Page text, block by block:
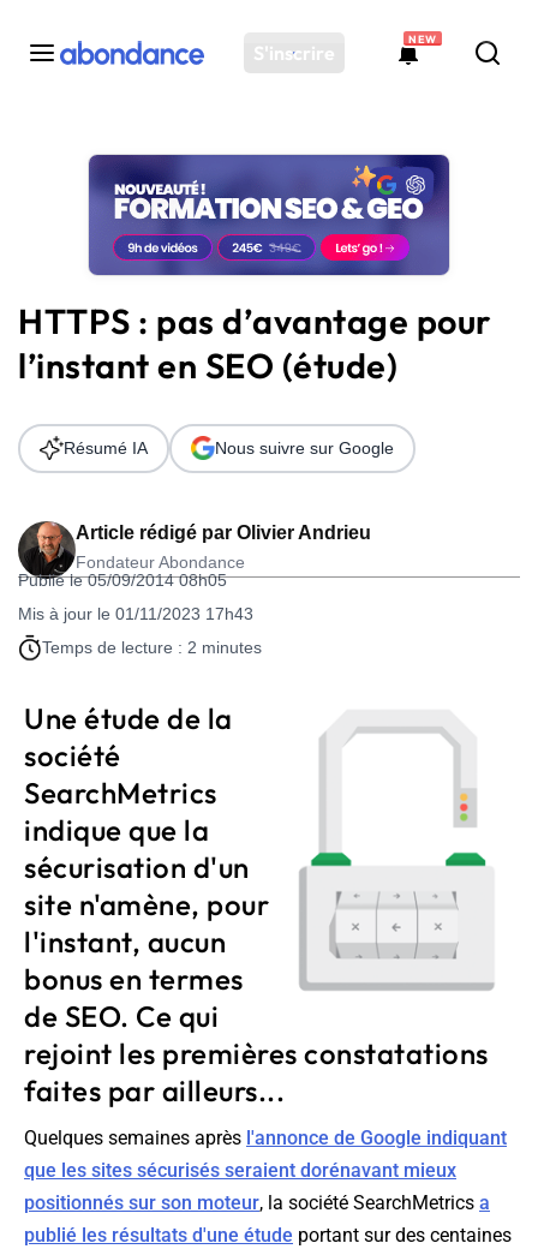
S'inscrire
NEW
Toutes les actus
Actus SEO
Plateforme
Solutions
Ressources
Audit SEO
HTTPS : pas d’avantage pour
l’instant en SEO (étude)
Article rédigé par Olivier Andrieu
Fondateur Abondance
Publié le 05/09/2014 08h05
Mis à jour le 01/11/2023 17h43
Temps de lecture : 2 minutes
Résumé IA Nous suivre sur Google
Une étude de la
société
SearchMetrics
indique que la
sécurisation d'un
site n'amène, pour
l'instant, aucun
bonus en termes
de SEO. Ce qui
rejoint les premières constatations
faites par ailleurs...
Quelques semaines après l'annonce de Google indiquant
que les sites sécurisés seraient dorénavant mieux
positionnés sur son moteur, la société SearchMetrics a
publié les résultats d'une étude portant sur des centaines